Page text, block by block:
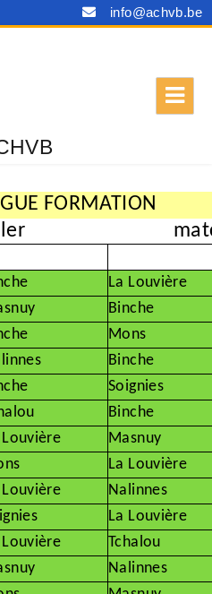
info@achvb.be
FORMATION
La Louvière
Binche
Mons
Binche
Soignies
Binche
Louvière
Masnuy
La Louvière
Louvière
Nalinnes
La Louvière
Louvière
Tchalou
Nalinnes